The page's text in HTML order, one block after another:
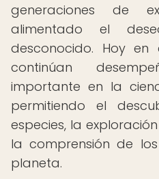
generaciones de
alimentado el
desconocido. Hoy en
continúan
importante en la
permitiendo el
especies, la
la comprensión de
planeta.